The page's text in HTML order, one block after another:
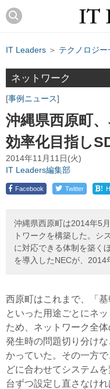
IT Leaders ＞ テクノロジー
ネットワーク
事例ニュース
沖縄県西原町
効率化目指し
2014年11月11日(火)
IT Leaders編集部
Facebook Twitter !
沖縄県西原町は2014年5
トワークを構築した。シ
に対応できる体制を築く
を導入したNECが、2014
西原町はこれまで、「
といった用途ごとにネ
ため、ネットワーク全
発生時の問題切り分け
かっていた。その一方
どに合わせてシステム
台ずつ設定し直さなけ